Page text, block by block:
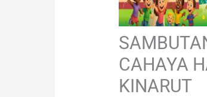
CAHAYA
KINARUT